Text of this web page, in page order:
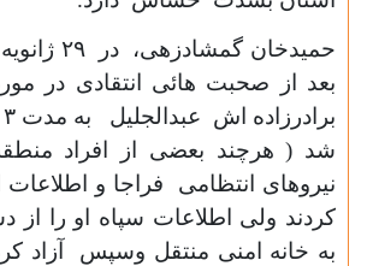
حمیدخان گمشادزهی، در۲۹
بعد از صحبت هائی انتقادی در
برادرزاده اش عبدالجلیل به مدت ۳
شد ( هرچند بعضی از افراد
نیروهای انتظامی فراجا و اطلاعات
کردند ولی اطلاعات سپاه او را از
به خانه امنی منتقل وسپس آزاد